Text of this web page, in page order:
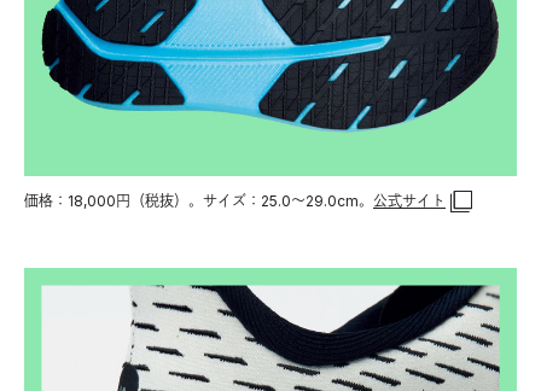
価格：18,000円（税抜）。サイズ：25.0〜29.0cm。 公式サイト